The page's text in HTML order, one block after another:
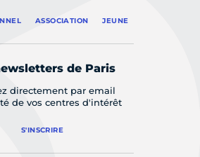
ASSOCIATION JEUNE
de Paris
directement par email
de vos centres d'intérêt
S'INSCRIRE